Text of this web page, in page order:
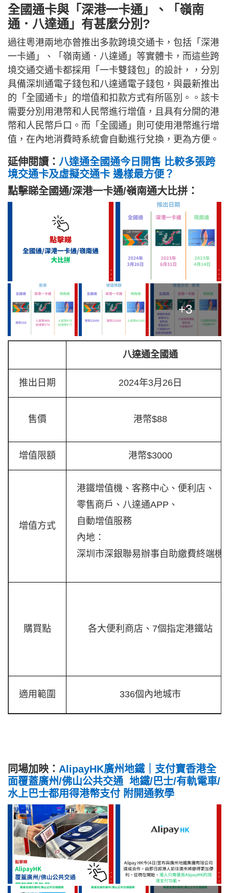
全國通卡與「深港一卡通」、「嶺南
通．八達通」有甚麼分別?
過往粵港兩地亦曾推出多款跨境交通卡，包括「深港
一卡通」、「嶺南通．八達通」等實體卡，而這些跨
境交通交通卡都採用「一卡雙錢包」的設計，，分別
具備深圳通電子錢包和八達通電子錢包，與最新推出
的「全國通卡」的增值和扣款方式有所區別。。該卡
需要分別用港幣和人民幣進行增值，且具有分開的港
幣和人民幣戶口。而「全國通」則可使用港幣進行增
值，在內地消費時系統會自動進行兌換，更為方便。
延伸閱讀： 八達通全國通今日開售 比較多張跨
境交通卡及虛擬交通卡 邊樣最方便？
點擊睇全國通/深港一卡通/嶺南通大比拼：
+3
八達通全國通
推出日期 2024年3月26日
售價 港幣$88
增值限額 港幣$3000
增值方式
港鐵增值機、客務中心、便利店、
零售商戶、八達通APP、
自動增值服務
內地：
深圳市深銀聯易辦事自助繳費終端機
購買點 各大便利商店、7個指定港鐵站
適用範圍 336個內地城市
同場加映： AlipayHK廣州地鐵｜支付寶香港全
面覆蓋廣州/佛山公共交通 地鐵/巴士/有軌電車/
水上巴士都用得港幣支付 附開通教學